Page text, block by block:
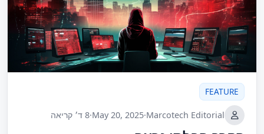
FEATURE
Marcotech Editorial
·
May 20, 2025
·8 ד׳ קריאה